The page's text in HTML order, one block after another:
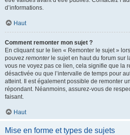
d’informations.
Haut
Comment remonter mon sujet ?
En cliquant sur le lien « Remonter le sujet »
pouvez remonterle sujet en haut du forum sur
vous ne voyez pas ce lien, cela signifie que la
désactivée ou que l’intervalle de temps pour
atteint. Il est également possible de remonter
répondant. Néanmoins, assurez-vous de
faisant.
Haut
Mise en forme et types de sujets